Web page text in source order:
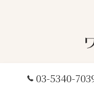
03-5340-
© 2026 東京都中野区の居